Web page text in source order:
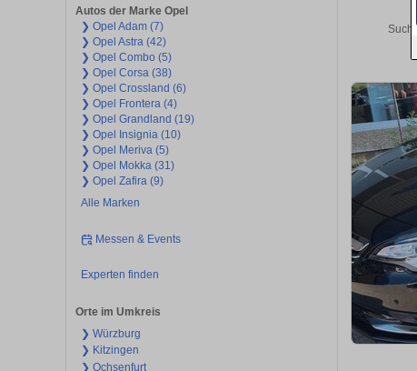
Autos der Marke Opel
❯ Opel Adam (7)
❯ Opel Astra (42)
❯ Opel Combo (5)
❯ Opel Corsa (38)
❯ Opel Crossland (6)
❯ Opel Frontera (4)
❯ Opel Grandland (19)
❯ Opel Insignia (10)
❯ Opel Meriva (5)
❯ Opel Mokka (31)
❯ Opel Zafira (9)
Alle Marken
Messen & Events
Experten finden
Orte im Umkreis
❯ Würzburg
❯ Kitzingen
❯ Ochsenfurt